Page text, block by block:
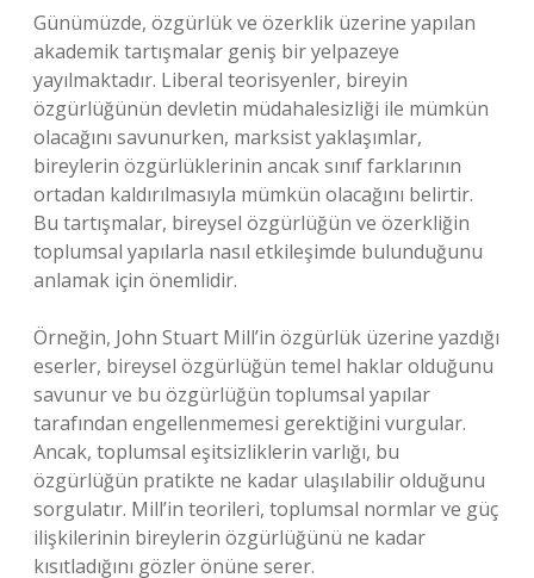
Günümüzde, özgürlük ve özerklik üzerine yapılan
akademik tartışmalar geniş bir yelpazeye
yayılmaktadır. Liberal teorisyenler, bireyin
özgürlüğünün devletin müdahalesizliği ile mümkün
olacağını savunurken, marksist yaklaşımlar,
bireylerin özgürlüklerinin ancak sınıf farklarının
ortadan kaldırılmasıyla mümkün olacağını belirtir.
Bu tartışmalar, bireysel özgürlüğün ve özerkliğin
toplumsal yapılarla nasıl etkileşimde bulunduğunu
anlamak için önemlidir.
Örneğin, John Stuart Mill’in özgürlük üzerine yazdığı
eserler, bireysel özgürlüğün temel haklar olduğunu
savunur ve bu özgürlüğün toplumsal yapılar
tarafından engellenmemesi gerektiğini vurgular.
Ancak, toplumsal eşitsizliklerin varlığı, bu
özgürlüğün pratikte ne kadar ulaşılabilir olduğunu
sorgulatır. Mill’in teorileri, toplumsal normlar ve güç
ilişkilerinin bireylerin özgürlüğünü ne kadar
kısıtladığını gözler önüne serer.